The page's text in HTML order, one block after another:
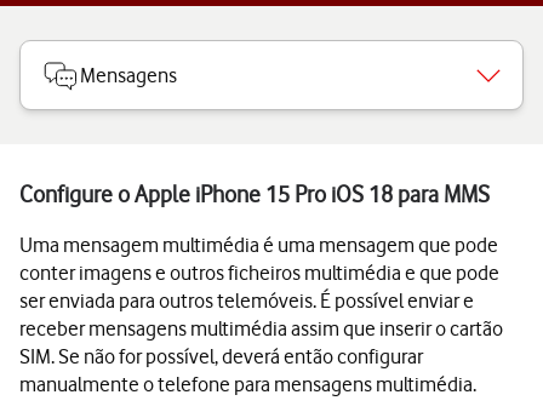
Mensagens
Configure o Apple iPhone 15 Pro iOS 18 para MMS
Uma mensagem multimédia é uma mensagem que pode
conter imagens e outros ficheiros multimédia e que pode
ser enviada para outros telemóveis. É possível enviar e
receber mensagens multimédia assim que inserir o cartão
SIM. Se não for possível, deverá então configurar
manualmente o telefone para mensagens multimédia.